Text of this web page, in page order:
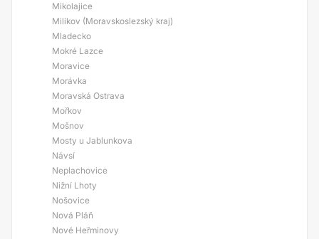
Mikolajice
Milíkov (Moravskoslezský kraj)
Mladecko
Mokré Lazce
Moravice
Morávka
Moravská Ostrava
Mořkov
Mošnov
Mosty u Jablunkova
Návsí
Neplachovice
Nižní Lhoty
Nošovice
Nová Pláň
Nové Heřminovy